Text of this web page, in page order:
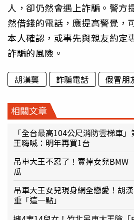
人，卻仍然會遇上詐騙。警方
然借錢的電話，應提高警覺，
本人確認，或事先與親友約定
詐騙的風險。
胡漢龑 詐騙電話 假冒朋
相關文章
「全台最高104公尺消防雲梯車
王嗨喊：明年再買1台
吊車大王不忍了！賣掉女兒
瓜
吊車大王女兒現身網全戀愛！胡
重「這一點」